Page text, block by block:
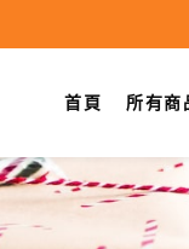
首頁 所有商